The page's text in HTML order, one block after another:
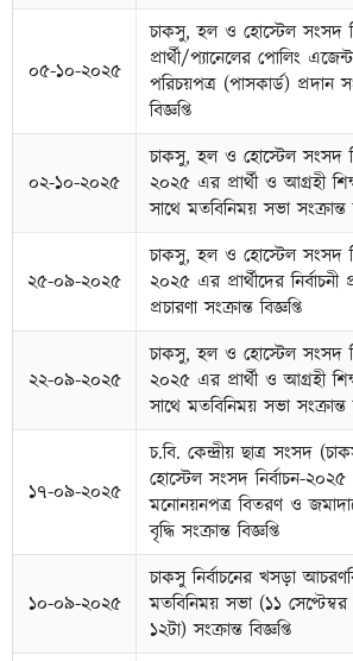
০৫-১০-২০২৫
চাকসু, হল ও হোস্টেল সংসদ
প্রার্থী/প্যানেলের পোলিং
পরিচয়পত্র (পাসকার্ড) প্রদান
বিজ্ঞপ্তি
০২-১০-২০২৫
চাকসু, হল ও হোস্টেল সংসদ
২০২৫ এর প্রার্থী ও আগ্রহী
সাথে মতবিনিময় সভা সংক্রান্ত
২৫-০৯-২০২৫
চাকসু, হল ও হোস্টেল সংসদ
২০২৫ এর প্রার্থীদের নির্বাচনী
প্রচারণা সংক্রান্ত বিজ্ঞপ্তি
২২-০৯-২০২৫
চাকসু, হল ও হোস্টেল সংসদ
২০২৫ এর প্রার্থী ও আগ্রহী
সাথে মতবিনিময় সভা সংক্রান্ত
১৭-০৯-২০২৫
চ.বি. কেন্দ্রীয় ছাত্র সংসদ
হোস্টেল সংসদ নির্বাচন-
মনোনয়নপত্র বিতরণ ও
বৃদ্ধি সংক্রান্ত বিজ্ঞপ্তি
১০-০৯-২০২৫
চাকসু নির্বাচনের খসড়া
মতবিনিময় সভা (১১ সেপ্টেম্বর
১২টা) সংক্রান্ত বিজ্ঞপ্তি